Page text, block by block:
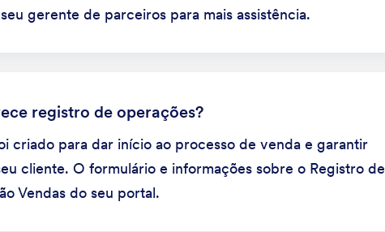
gerente de parceiros para mais assistência.
registro de operações?
criado para dar início ao processo de venda e garantir
cliente. O formulário e informações sobre o Registro de
Vendas do seu portal.